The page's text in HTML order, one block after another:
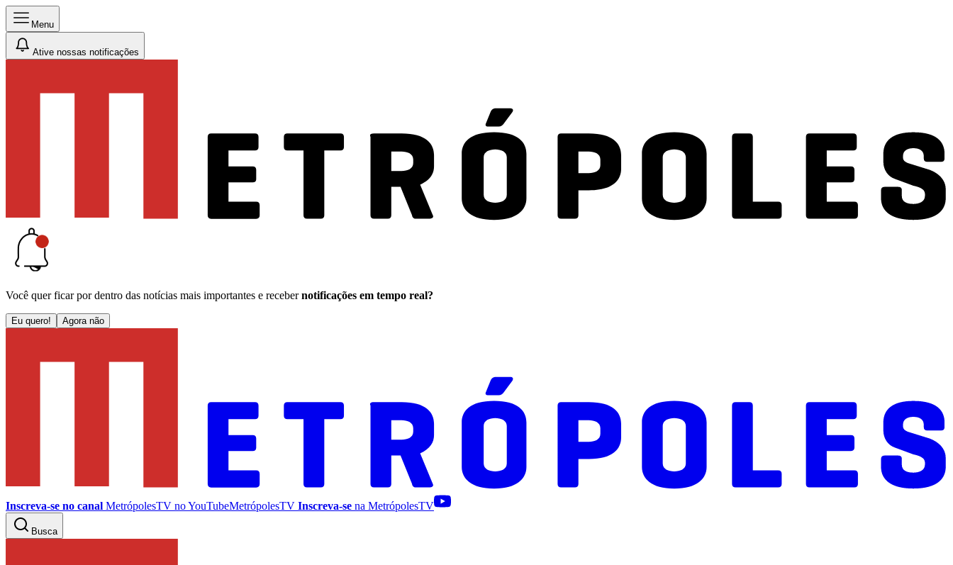
Menu
Ative nossas notificações
Você quer ficar por dentro das notícias mais importantes e receber notificações em tempo real?
Eu quero! Agora não
Inscreva-se no canal MetrópolesTV noYouTubeMetrópolesTV Inscreva-se na MetrópolesTV
Busca